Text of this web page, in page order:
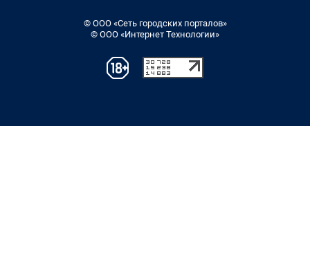
© ООО «Сеть городских порталов»
© ООО «Интернет Технологии»